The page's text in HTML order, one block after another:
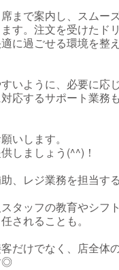
まで案内し、スムー
す。注文を受けたド
に過ごせる環境を整
いように、必要に応
応するサポート業務
いします。
しましょう(^^)！
、レジ業務を担当す
タッフの教育やシフ
されることも。
だけでなく、店全体
◎